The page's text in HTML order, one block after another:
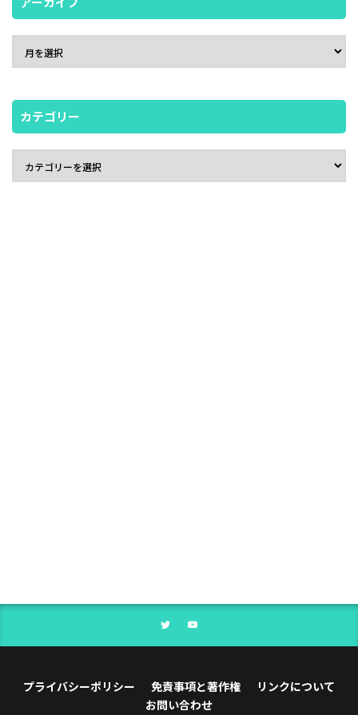
カテゴリー
プライバシーポリシー 免責事項と著作権
リンクについて
お問い合わせ